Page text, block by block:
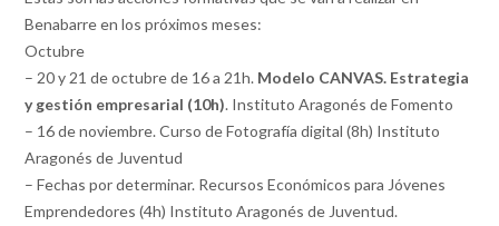
Benabarre en los próximos meses:
Octubre
– 20 y 21 de octubre de 16 a 21h. Modelo CANVAS. Estrategia
y gestión empresarial (10h). Instituto Aragonés de Fomento
– 16 de noviembre. Curso de Fotografía digital (8h) Instituto
Aragonés de Juventud
– Fechas por determinar. Recursos Económicos para Jóvenes
Emprendedores (4h) Instituto Aragonés de Juventud.